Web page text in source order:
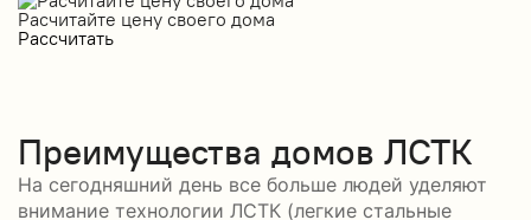
Расчитайте цену своего дома
Рассчитать
Преимущества домов ЛСТК
На сегодняшний день все больше людей уделяют
внимание технологии ЛСТК (легкие стальные